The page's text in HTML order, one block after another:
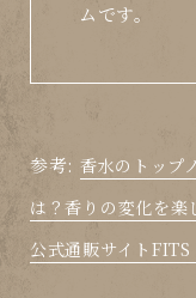
ムです。
参考: 香水のトップ
は？香りの変化を
公式通販サイト